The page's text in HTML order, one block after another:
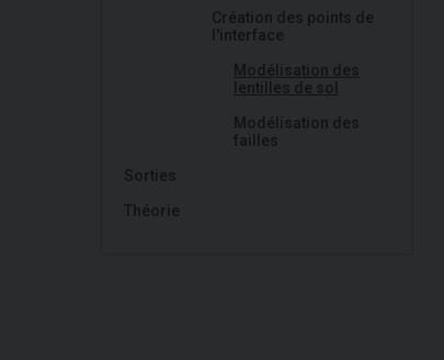
Création des points de
l'interface
Modélisation des
lentilles de sol
Modélisation des
failles
Sorties
Théorie